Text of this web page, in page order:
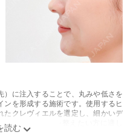
に注入することで、丸みや低さを
を形成する施術です。使用するヒ
たクレヴィエルを選定し、細かいデ
に鼻先の印象を整えたい方に適し